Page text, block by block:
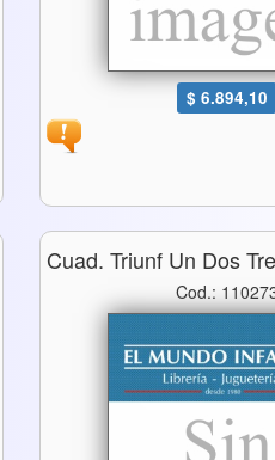
$ 6.894,10
Cuad. Triunf Un Dos
Cod.: